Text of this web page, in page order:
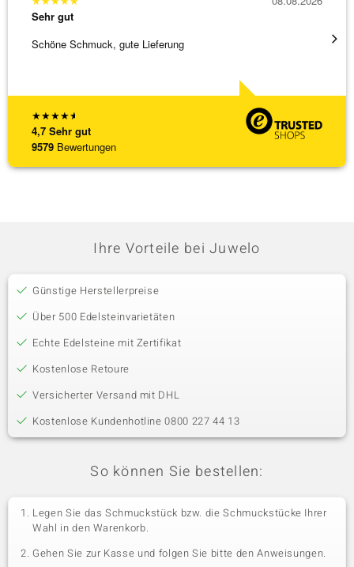
★★★★★
4,7 Sehr gut
9579 Bewertungen
Sehr gut
Schöne Schmuck, gute Lieferung
Ihre Vorteile bei Juwelo
Günstige Herstellerpreise
Über 500 Edelsteinvarietäten
Echte Edelsteine mit Zertifikat
Kostenlose Retoure
Versicherter Versand mit DHL
Kostenlose Kundenhotline 0800 227 44 13
So können Sie bestellen:
Legen Sie das Schmuckstück bzw. die Schmuckstücke Ihrer
Wahl in den Warenkorb.
Gehen Sie zur Kasse und folgen Sie bitte den Anweisungen.